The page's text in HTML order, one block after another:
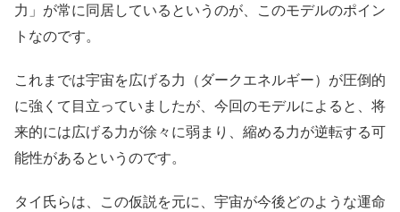
力」が常に同居しているというのが、このモデルのポイン
トなのです。
これまでは宇宙を広げる力（ダークエネルギー）が圧倒的
に強くて目立っていましたが、今回のモデルによると、将
来的には広げる力が徐々に弱まり、縮める力が逆転する可
能性があるというのです。
タイ氏らは、この仮説を元に、宇宙が今後どのような運命